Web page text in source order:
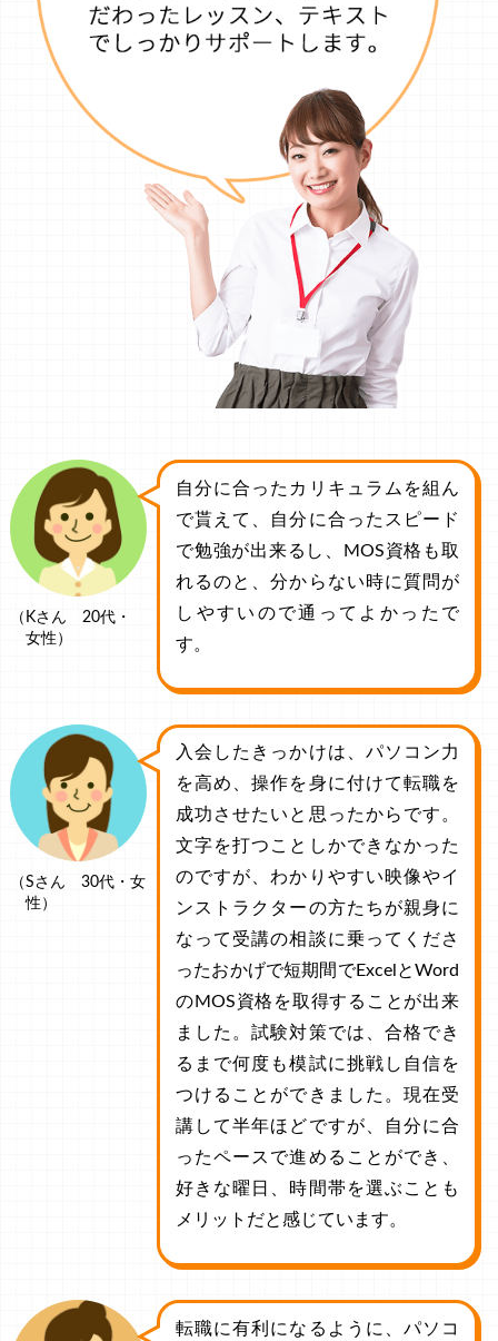
（Kさん 20代・
女性）
自分に合ったカリキュラムを組ん
で貰えて、自分に合ったスピード
で勉強が出来るし、MOS資格も取
れるのと、分からない時に質問が
しやすいので通ってよかったで
す。
（Sさん 30代・女
性）
入会したきっかけは、パソコン力
を高め、操作を身に付けて転職を
成功させたいと思ったからです。
文字を打つことしかできなかった
のですが、わかりやすい映像やイ
ンストラクターの方たちが親身に
なって受講の相談に乗ってくださ
ったおかげで短期間でExcelとWord
のMOS資格を取得することが出来
ました。試験対策では、合格でき
るまで何度も模試に挑戦し自信を
つけることができました。現在受
講して半年ほどですが、自分に合
ったペースで進めることができ、
好きな曜日、時間帯を選ぶことも
メリットだと感じています。
転職に有利になるように、パソコ